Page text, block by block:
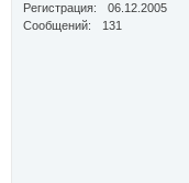
Регистрация
06.12.2005
Сообщений
131